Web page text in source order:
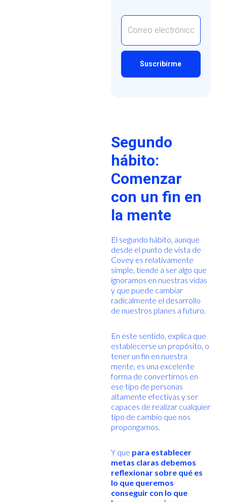
Segundo
hábito:
Comenzar
con un fin en
la mente
El segundo hábito, aunque
desde el punto de vista de
Covey es relativamente
simple, tiende a ser algo que
ignoramos en nuestras vidas
y que puede cambiar
radicalmente el desarrollo
de nuestros planes a futuro.
En este sentido, explica que
establecerse un propósito, o
tener un fin en nuestra
mente, es una excelente
forma de convertirnos en
ese tipo de personas
altamente efectivas y ser
capaces de realizar cualquier
tipo de cambio que nos
propongamos.
Y que para establecer
metas claras debemos
reflexionar sobre qué es
lo que queremos
conseguir con lo que